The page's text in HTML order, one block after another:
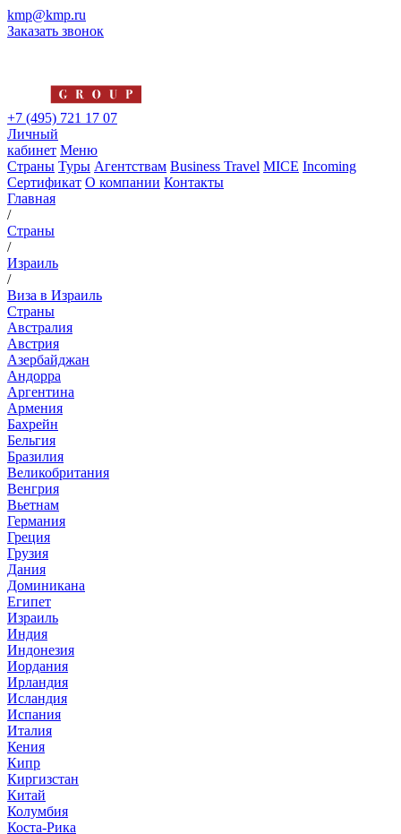
kmp@kmp.ru
Заказать звонок
+7 (495) 721 17 07
Личный
кабинет Меню
Страны Туры Агентствам Business Travel MICE Incoming
Сертификат О компании Контакты
Главная
/
Страны
/
Израиль
/
Виза в Израиль
Страны
Австралия
Австрия
Азербайджан
Андорра
Аргентина
Армения
Бахрейн
Бельгия
Бразилия
Великобритания
Венгрия
Вьетнам
Германия
Греция
Грузия
Дания
Доминикана
Египет
Израиль
Индия
Индонезия
Иордания
Ирландия
Исландия
Испания
Италия
Кения
Кипр
Киргизстан
Китай
Колумбия
Коста-Рика